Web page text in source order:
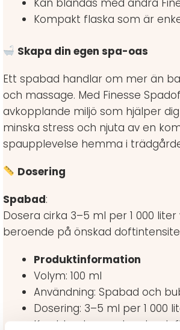
Kan blandas med andra
Kompakt flaska som är
Skapa din egen spa-oas
Ett spabad handlar om mer än
och massage. Med Finesse
avkopplande miljö som hjälper
minska stress och njuta av en
spaupplevelse hemma i
Dosering
Spabad:
Dosera cirka 3–5 ml per 1 000
beroende på önskad
Produktinformation
Volym: 100 ml
Användning: Spabad och
Dosering: 3–5 ml per 1 000
Kan blandas med andra